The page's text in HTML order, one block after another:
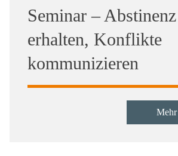
Seminar – Abstinenz
erhalten, Konflikte
kommunizieren
Mehr